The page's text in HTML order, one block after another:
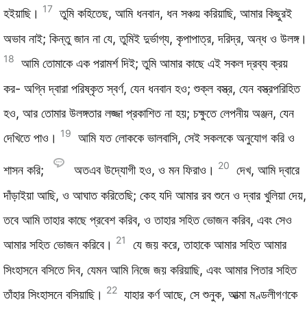
হইয়াছি। 17 তুমি কহিতেছ, আমি ধনবান, ধন সঞ্চয় করিয়াছি, আমার কিছুরই
অভাব নাই; কিন্তু জান না যে, তুমিই দুর্ভাগ্য, কৃপাপাত্র, দরিদ্র, অন্ধ ও উলঙ্গ।
18
আমি তোমাকে এক পরামর্শ দিই; তুমি আমার কাছে এই সকল দ্রব্য ক্রয়
কর- অগ্নি দ্বারা পরিষ্কৃত স্বর্ণ, যেন ধনবান হও; শুক্ল বস্ত্র, যেন বস্ত্রপরিহিত
হও, আর তোমার উলঙ্গতার লজ্জা প্রকাশিত না হয়; চক্ষুতে লেপনীয় অঞ্জন, যেন
দেখিতে পাও। 19 আমি যত লোককে ভালবাসি, সেই সকলকে অনুযোগ করি ও
শাসন করি; অতএব উদ্যোগী হও, ও মন ফিরাও। 20
দেখ, আমি দ্বারে
দাঁড়াইয়া আছি, ও আঘাত করিতেছি; কেহ যদি আমার রব শুনে ও দ্বার খুলিয়া দেয়,
তবে আমি তাহার কাছে প্রবেশ করিব, ও তাহার সহিত ভোজন করিব, এবং সেও
আমার সহিত ভোজন করিবে। 21
যে জয় করে, তাহাকে আমার সহিত আমার
সিংহাসনে বসিতে দিব, যেমন আমি নিজে জয় করিয়াছি, এবং আমার পিতার সহিত
তাঁহার সিংহাসনে বসিয়াছি। 22 যাহার কর্ণ আছে, সে শুনুক, আত্মা মণ্ডলীগণকে